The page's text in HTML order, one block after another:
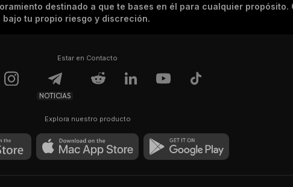
destinado a que te bases en él para cualquier propósito.
tu propio riesgo y discreción.
Estar en Contacto
NOTICIAS
Explora nuestro producto